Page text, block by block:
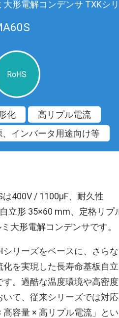
形電解コンデンサ TXKシリ
RoHS
化
高リプル電流
インバータ用途向け等
400V / 1100µF、耐久性
立形 35×60 mm、定格リプ
大形電解コンデンサです。
リーズをベースに、さら
を実現した長寿命基板自
。過酷な温度環境や高密
て、従来シリーズでは対
高容量 × 高リプル電流」と